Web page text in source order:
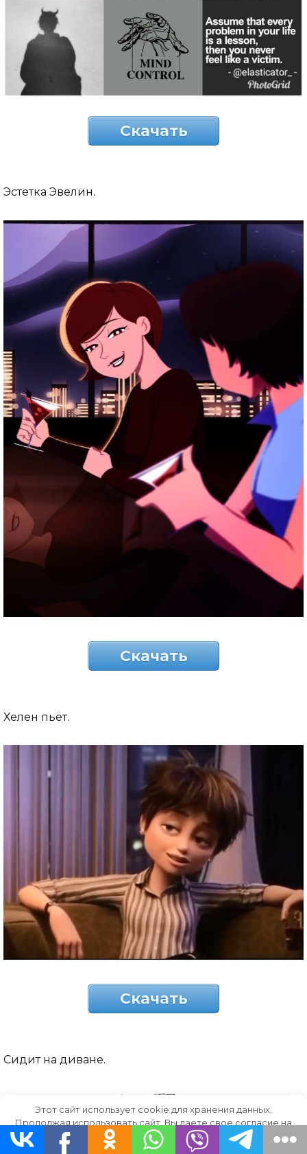
Скачать
Эстетка Эвелин.
Скачать
Хелен пьёт.
Скачать
Сидит на диване.
Этот сайт использует cookie для хранения данных.
Продолжая использовать сайт, Вы даете свое согласие на
работу с этими файлами.
OK